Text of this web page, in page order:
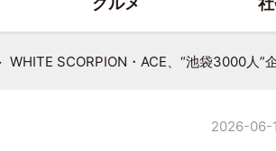
WHITE SCORPION・ACE、“池袋3000人
2026-06-